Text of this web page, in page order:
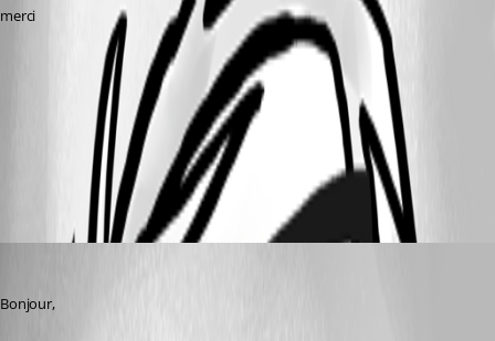
merci
All Comments (5)
Bonjour,